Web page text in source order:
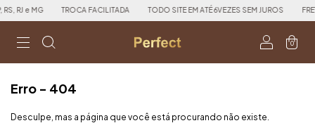
RJ e MG TROCA FACILITADA TODO SITE EM ATÉ 6VEZES SEM JUROS
0
Erro - 404
Desculpe, mas a página que você está procurando não existe.